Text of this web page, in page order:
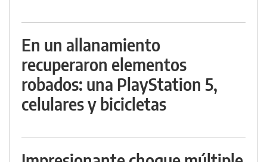
En un allanamiento
recuperaron elementos
robados: una PlayStation 5,
celulares y bicicletas